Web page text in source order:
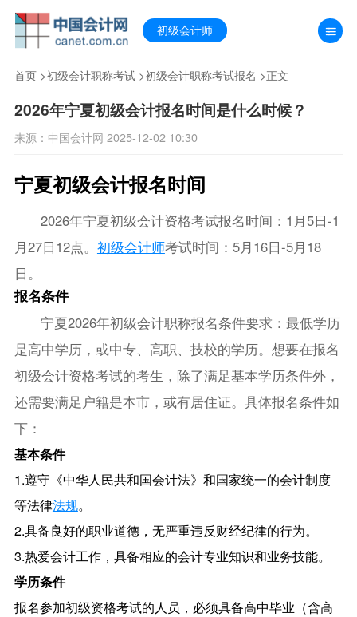
初级会计师
首页>初级会计职称考试>初级会计职称考试报名 >正文
2026年宁夏初级会计报名时间是什么时候？
来源：中国会计网 2025-12-02 10:30
宁夏初级会计报名时间
2026年宁夏初级会计资格考试报名时间：1月5日-1
月27日12点。 初级会计师考试时间：5月16日-5月18
日。
报名条件
宁夏2026年初级会计职称报名条件要求：最低学历
是高中学历，或中专、高职、技校的学历。想要在报名
初级会计资格考试的考生，除了满足基本学历条件外，
还需要满足户籍是本市，或有居住证。具体报名条件如
下：
基本条件
1.遵守《中华人民共和国会计法》和国家统一的会计制度
等法律法规。
2.具备良好的职业道德，无严重违反财经纪律的行为。
3.热爱会计工作，具备相应的会计专业知识和业务技能。
学历条件
报名参加初级资格考试的人员，必须具备高中毕业（含高